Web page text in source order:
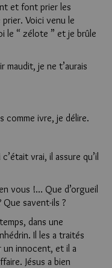
et font prier les
Voici venu le
le “ zélote ” et je brûle
maudit, je ne t’aurais
comme ivre, je délire.
vrai, il assure qu’il
vous !… Que d’orgueil
Que savent-ils ?
dans une
Il les a traités
un innocent, et il a
Jésus a bien